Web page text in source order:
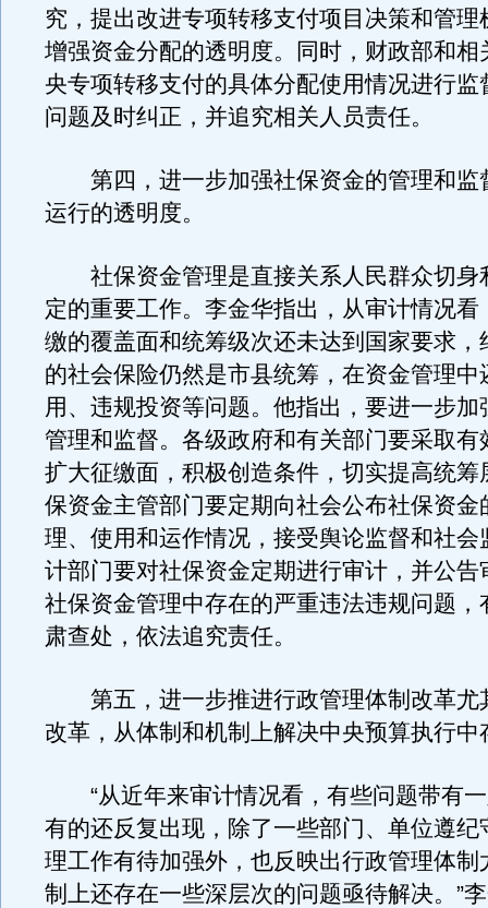
究，提出改进专项转移支付项目决策和管理
增强资金分配的透明度。同时，财政部和相
央专项转移支付的具体分配使用情况进行监
问题及时纠正，并追究相关人员责任。
第四，进一步加强社保资金的管理和监
运行的透明度。
社保资金管理是直接关系人民群众切身
定的重要工作。李金华指出，从审计情况看
缴的覆盖面和统筹级次还未达到国家要求，
的社会保险仍然是市县统筹，在资金管理中
用、违规投资等问题。他指出，要进一步加
管理和监督。各级政府和有关部门要采取有
扩大征缴面，积极创造条件，切实提高统筹
保资金主管部门要定期向社会公布社保资金
理、使用和运作情况，接受舆论监督和社会
计部门要对社保资金定期进行审计，并公告
社保资金管理中存在的严重违法违规问题，
肃查处，依法追究责任。
第五，进一步推进行政管理体制改革尤
改革，从体制和机制上解决中央预算执行中
“从近年来审计情况看，有些问题带有一
有的还反复出现，除了一些部门、单位遵纪
理工作有待加强外，也反映出行政管理体制
制上还存在一些深层次的问题亟待解决。”